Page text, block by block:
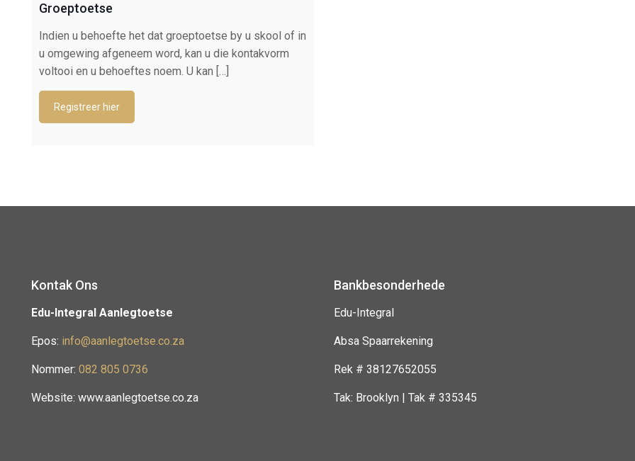
Groeptoetse
Indien u behoefte het dat groeptoetse by u skool of in
u omgewing afgeneem word, kan u die kontakvorm
voltooi en u behoeftes noem. U kan […]
Registreer hier
Kontak Ons
Edu-Integral Aanlegtoetse
Epos: info@aanlegtoetse.co.za
Nommer: 082 805 0736
Website: www.aanlegtoetse.co.za
Bankbesonderhede
Edu-Integral
Absa Spaarrekening
Rek # 38127652055
Tak: Brooklyn | Tak # 335345